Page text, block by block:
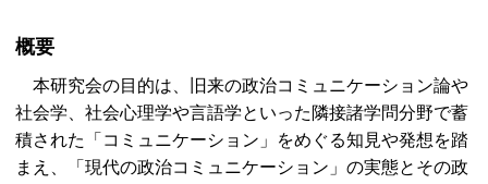
概要
本研究会の目的は、旧来の政治コミュニケーション論や
社会学、社会心理学や言語学といった隣接諸学問分野で蓄
積された「コミュニケーション」をめぐる知見や発想を踏
まえ、「現代の政治コミュニケーション」の実態とその政